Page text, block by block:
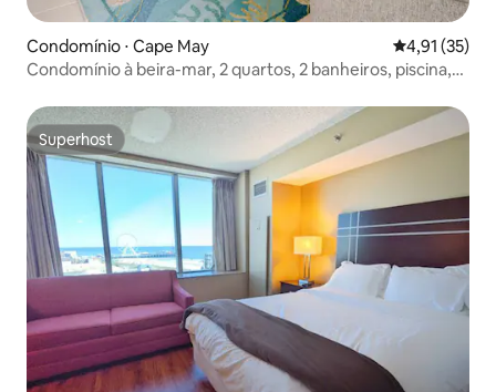
Condomínio ⋅ Cape May 4,91 de uma
4,91 (35)
Condomínio à beira-mar, 2 quartos, 2 banheiros, piscina,
Superhost
Superhost